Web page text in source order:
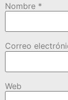
Nombre *
Correo
Web